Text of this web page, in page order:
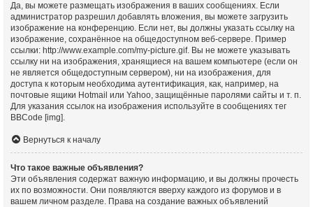
Да, вы можете размещать изображения в ваших сообщениях. Если
администратор разрешил добавлять вложения, вы можете загрузить
изображение на конференцию. Если нет, вы должны указать ссылку на
изображение, сохранённое на общедоступном веб-сервере. Пример
ссылки: http://www.example.com/my-picture.gif. Вы не можете указывать
ссылку ни на изображения, хранящиеся на вашем компьютере (если он
не является общедоступным сервером), ни на изображения, для
доступа к которым необходима аутентификация, как, например, на
почтовые ящики Hotmail или Yahoo, защищённые паролями сайты и т. п.
Для указания ссылок на изображения используйте в сообщениях тег
BBCode [img].
Вернуться к началу
Что такое важные объявления?
Эти объявления содержат важную информацию, и вы должны прочесть
их по возможности. Они появляются вверху каждого из форумов и в
вашем личном разделе. Права на создание важных объявлений